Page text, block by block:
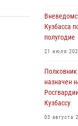
05 августа
05 августа
Кузбасса
полугодие
21 июля
назначен
Кузбассу
03 августа